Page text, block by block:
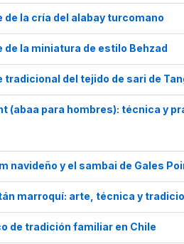
de la cría del alabay turcomano
de la miniatura de estilo Behzad
tradicional del tejido de sari de
(abaa para hombres): técnica y
navideño y el sambai de Gales
marroquí: arte, técnica y
de tradición familiar en Chile